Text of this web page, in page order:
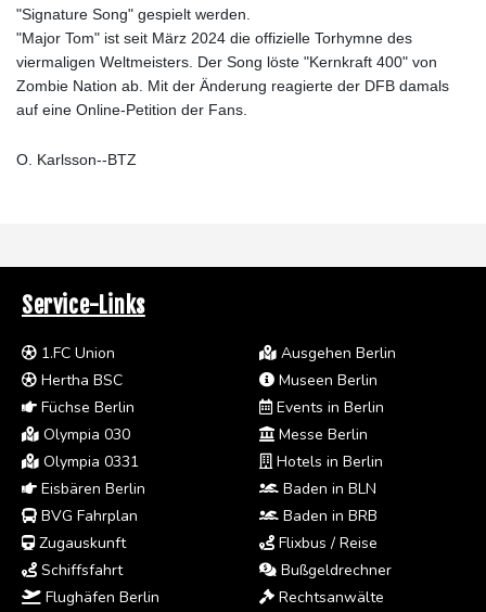
"Signature Song" gespielt werden.
"Major Tom" ist seit März 2024 die offizielle Torhymne des
viermaligen Weltmeisters. Der Song löste "Kernkraft 400" von
Zombie Nation ab. Mit der Änderung reagierte der DFB damals
auf eine Online-Petition der Fans.
O. Karlsson--BTZ
Service-Links
1.FC Union
Hertha BSC
Füchse Berlin
Olympia 030
Olympia 0331
Eisbären Berlin
BVG Fahrplan
Zugauskunft
Schiffsfahrt
Flughäfen Berlin
Ausgehen Berlin
Museen Berlin
Events in Berlin
Messe Berlin
Hotels in Berlin
Baden in BLN
Baden in BRB
Flixbus / Reise
Bußgeldrechner
Rechtsanwälte